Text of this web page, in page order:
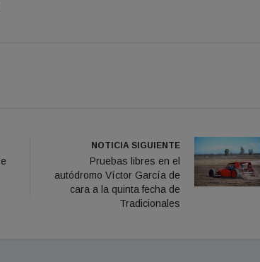
NOTICIA SIGUIENTE
Pruebas libres en el
autódromo Víctor García de
cara a la quinta fecha de
Tradicionales